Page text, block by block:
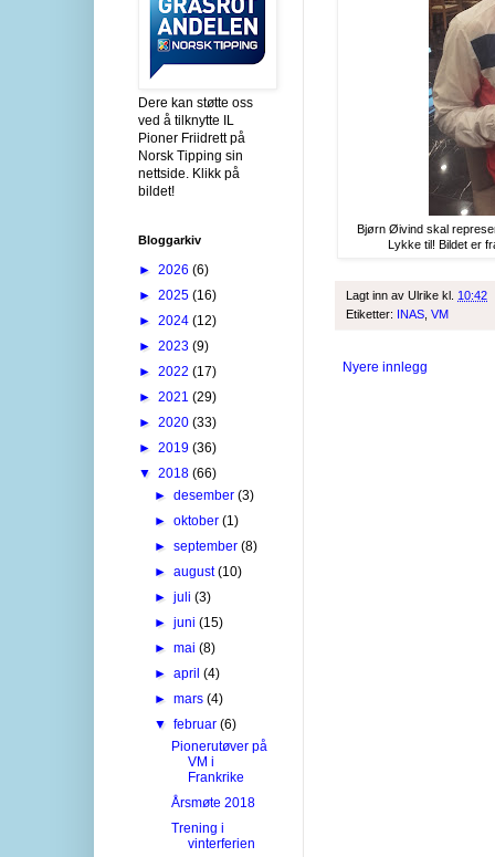
Bjørn Øivind skal
Lykke til! Bildet er
Lagt inn av Ulrike kl. 10:42
Etiketter:
INAS, VM
Nyere innlegg
Dere kan støtte oss
ved å tilknytte IL
Pioner Friidrett på
Norsk Tipping sin
nettside. Klikk på
bildet!
Bloggarkiv
► 2026 (6)
► 2025 (16)
► 2024 (12)
► 2023 (9)
► 2022 (17)
► 2021 (29)
► 2020 (33)
► 2019 (36)
▼ 2018 (66)
►desember(3)
►oktober(1)
►september(8)
►august(10)
►juli(3)
►juni(15)
►mai(8)
►april(4)
►mars(4)
▼februar(6)
Pionerutøver på
VM i
Frankrike
Årsmøte 2018
Trening i
vinterferien